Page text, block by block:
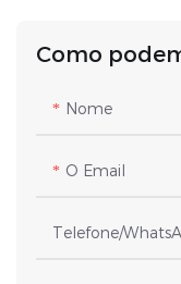
Como
Nome
O Email
Telefone/